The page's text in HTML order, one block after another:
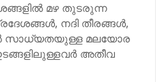
മഴ തുടരുന്ന
നദി തീരങ്ങള്‍,
സാധ്യതയുള്ള മലയോര
അതീവ